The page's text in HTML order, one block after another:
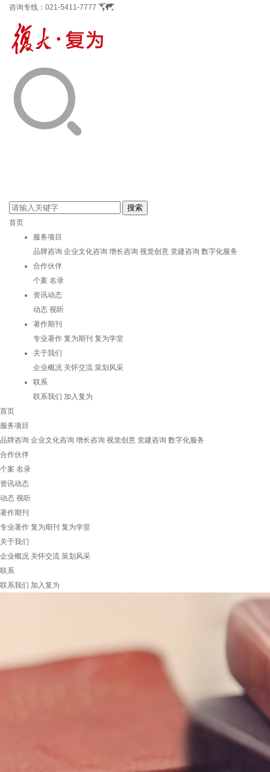
咨询专线： 021-5411-7777
首页
服务项目
品牌咨询 企业文化咨询 增长咨询 视觉创意 党建咨询 数字化服务
合作伙伴
个案 名录
资讯动态
动态 视听
著作期刊
专业著作 复为期刊 复为学堂
关于我们
企业概况 关怀交流 策划风采
联系
联系我们 加入复为
首页
服务项目
品牌咨询 企业文化咨询 增长咨询 视觉创意 党建咨询 数字化服务
合作伙伴
个案 名录
资讯动态
动态 视听
著作期刊
专业著作 复为期刊 复为学堂
关于我们
企业概况 关怀交流 策划风采
联系
联系我们 加入复为